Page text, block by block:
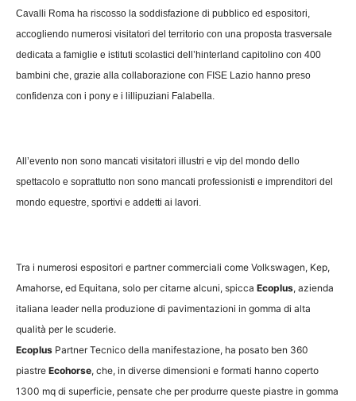
Cavalli Roma ha riscosso la soddisfazione di pubblico ed espositori,
accogliendo numerosi visitatori del territorio con una proposta trasversale
dedicata a famiglie e istituti scolastici dell’hinterland capitolino con 400
bambini che, grazie alla collaborazione con FISE Lazio hanno preso
confidenza con i pony e i lillipuziani Falabella.
All’evento non sono mancati visitatori illustri e vip del mondo dello
spettacolo e soprattutto non sono mancati professionisti e imprenditori del
mondo equestre, sportivi e addetti ai lavori.
Tra i numerosi espositori e partner commerciali come Volkswagen, Kep,
Amahorse, ed Equitana, solo per citarne alcuni, spicca Ecoplus, azienda
italiana leader nella produzione di pavimentazioni in gomma di alta
qualità per le scuderie.
Ecoplus Partner Tecnico della manifestazione, ha posato ben 360
piastre Ecohorse, che, in diverse dimensioni e formati hanno coperto
1300 mq di superficie, pensate che per produrre queste piastre in gomma